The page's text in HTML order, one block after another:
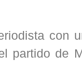
con
partido de